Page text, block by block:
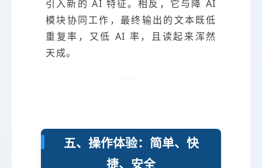
引入新的 AI 特征。相反，它与降 AI
模块协同工作，最终输出的文本既低
重复率，又低 AI 率，且读起来浑然
天成。
五、操作体验：简单、快
捷、安全